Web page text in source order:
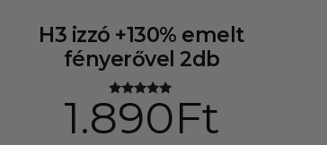
H3 izzó +130% emelt
fényerővel 2db
Értékelés:
5.00
/ 5
1.890Ft